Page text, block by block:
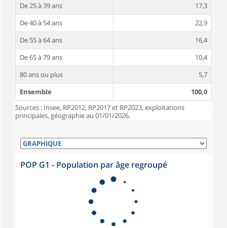
De 25 à 39 ans
17,3
De 40 à 54 ans
22,9
De 55 à 64 ans
16,4
De 65 à 79 ans
10,4
80 ans ou plus
5,7
Ensemble
100,0
Sources : Insee, RP2012, RP2017 et RP2023, exploitations
principales, géographie au 01/01/2026.
POP G1 - Population par âge regroupé